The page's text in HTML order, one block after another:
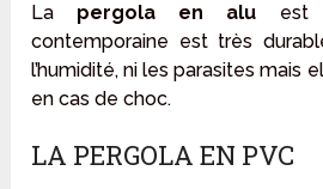
La pergola en alu est
contemporaine est très
l’humidité, ni les parasites mais
en cas de choc.
LA PERGOLA EN PVC